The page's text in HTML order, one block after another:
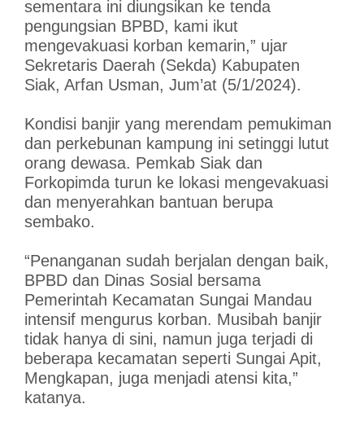
sementara ini diungsikan ke tenda
pengungsian BPBD, kami ikut
mengevakuasi korban kemarin,” ujar
Sekretaris Daerah (Sekda) Kabupaten
Siak, Arfan Usman, Jum’at (5/1/2024).
Kondisi banjir yang merendam pemukiman
dan perkebunan kampung ini setinggi lutut
orang dewasa. Pemkab Siak dan
Forkopimda turun ke lokasi mengevakuasi
dan menyerahkan bantuan berupa
sembako.
“Penanganan sudah berjalan dengan baik,
BPBD dan Dinas Sosial bersama
Pemerintah Kecamatan Sungai Mandau
intensif mengurus korban. Musibah banjir
tidak hanya di sini, namun juga terjadi di
beberapa kecamatan seperti Sungai Apit,
Mengkapan, juga menjadi atensi kita,”
katanya.